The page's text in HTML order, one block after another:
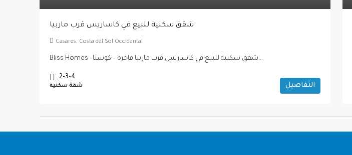
شقق سكنية للبيع في كاساريس قرب ماربيا
Casares, Costa del Sol Occidental
Bliss Homes –شقق سكنية للبيع في كاساريس قرب ماربيا فاخرة – كوستا...
2-3-4
شقة سكنية التفاصيل